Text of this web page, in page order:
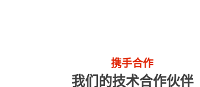
携手合作
我们的技术合作伙伴